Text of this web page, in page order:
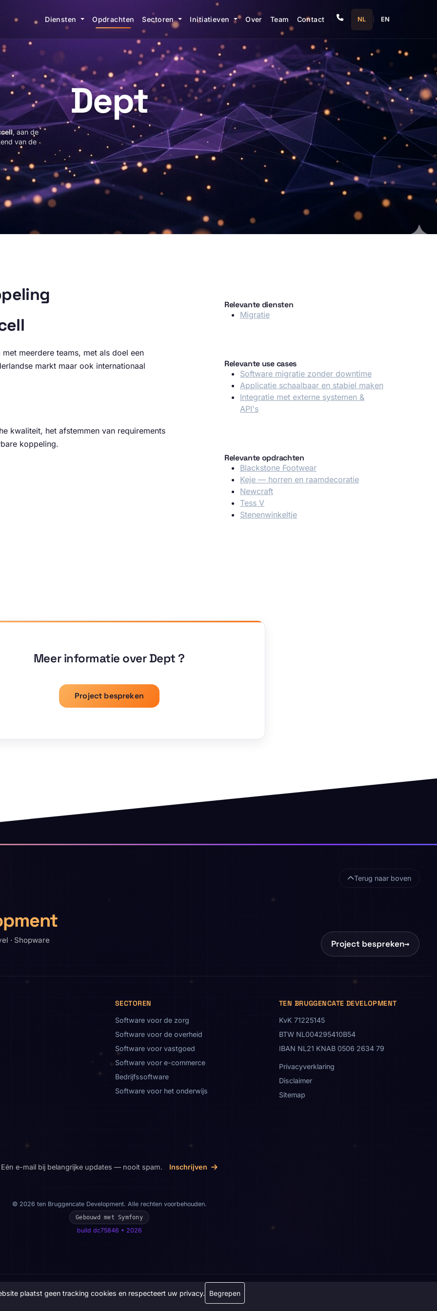
Diensten Opdrachten Sectoren Initiatieven Over Team Contact NL EN
Dept
, aan de
van de
meerdere teams, met als doel een
markt maar ook internationaal
kwaliteit, het afstemmen van requirements
koppeling.
Relevante diensten
Migratie
Relevante use cases
Software migratie zonder downtime
Applicatie schaalbaar en stabiel maken
Integratie met externe systemen &
API's
Relevante opdrachten
Blackstone Footwear
Keje — horren en raamdecoratie
Newcraft
Tess V
Stenenwinkeltje
Meer informatie over Dept ?
Project bespreken
plaatst geen tracking cookies en respecteert uw privacy. Begrepen
Terug naar boven
· Shopware
Project bespreken→
SECTOREN
Software voor de zorg
Software voor de overheid
Software voor vastgoed
Software voor e-commerce
Bedrijfssoftware
Software voor het onderwijs
TEN BRUGGENCATE DEVELOPMENT
KvK 71225145
BTW NL004295410B54
IBAN NL21 KNAB 0506 2634 79
Privacyverklaring
Disclaimer
Sitemap
Eén e-mail bij belangrijke updates — nooit spam. Inschrijven
© 2026 ten Bruggencate Development. Alle rechten voorbehouden.
Gebouwd met Symfony
build dc75846 • 2026